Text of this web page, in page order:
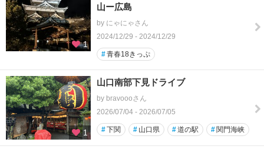
1
山ー広島
by にゃにゃさん
2024/12/29 - 2024/12/29
#青春18きっぷ
1
山口南部下見ドライブ
by bravoooさん
2026/07/04 - 2026/07/05
#下関 # 山口県 #道の駅 # 関門海峡